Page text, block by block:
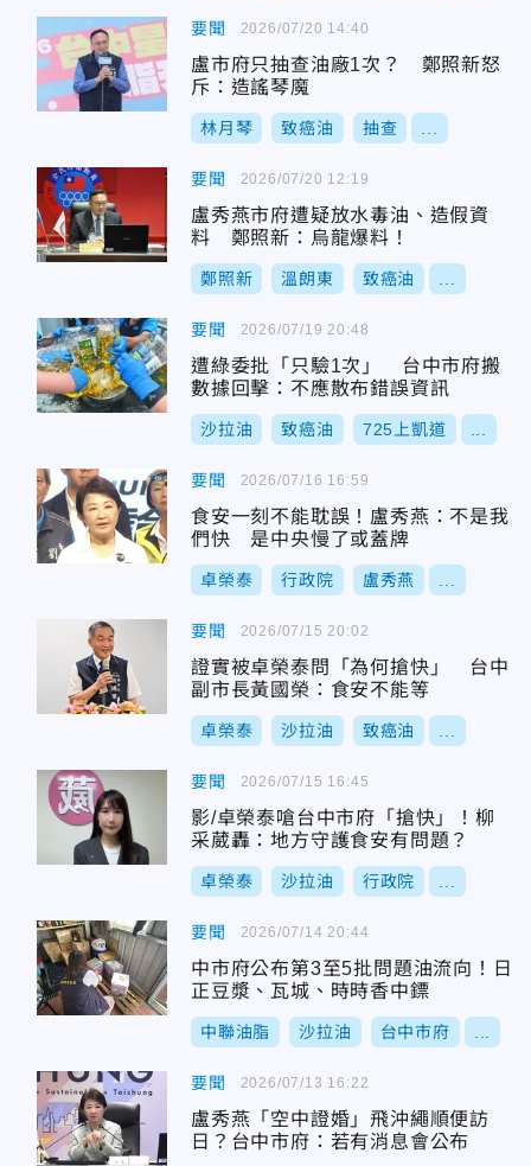
要聞
盧市府只抽查油廠1次？ 鄭照新怒
斥：造謠琴魔
林月琴 致癌油 抽查
2026/07/20 14:40
要聞
盧秀燕市府遭疑放水毒油、造假資
料 鄭照新：烏龍爆料！
鄭照新 溫朗東 致癌油
2026/07/20 12:19
要聞
遭綠委批「只驗1次」 台中市府搬
數據回擊：不應散布錯誤資訊
沙拉油 致癌油 725上凱道
2026/07/19 20:48
要聞
食安一刻不能耽誤！盧秀燕：不是我
們快 是中央慢了或蓋牌
卓榮泰 行政院 盧秀燕
2026/07/16 16:59
要聞
證實被卓榮泰問「為何搶快」 台中
副市長黃國榮：食安不能等
卓榮泰 沙拉油 致癌油
2026/07/15 20:02
要聞
影/卓榮泰嗆台中市府「搶快」！柳
采葳轟：地方守護食安有問題？
卓榮泰 沙拉油 行政院
2026/07/15 16:45
要聞
中市府公布第3至5批問題油流向！日
正豆漿、瓦城、時時香中鏢
中聯油脂 沙拉油 台中市府
2026/07/14 20:44
要聞
盧秀燕「空中證婚」飛沖繩順便訪
日？台中市府：若有消息會公布
2026/07/13 16:22